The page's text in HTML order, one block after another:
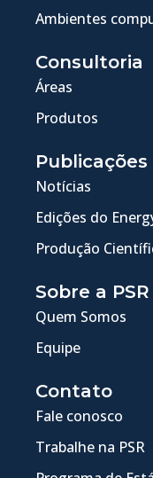
Ambientes
Consultoria
Áreas
Produtos
Publicações
Notícias
Edições do
Produção
Sobre a PSR
Quem Somos
Equipe
Contato
Fale conosco
Trabalhe na PSR